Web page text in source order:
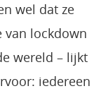
wel dat ze
van lockdown
wereld – lijkt
iedereen